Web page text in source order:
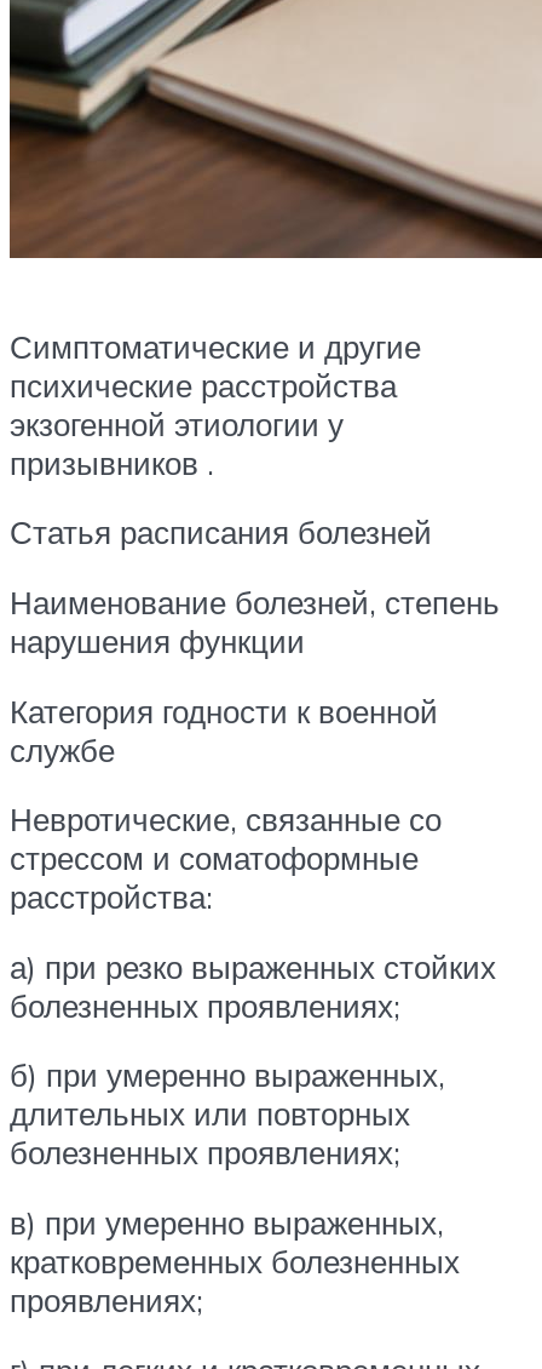
Симптоматические и другие
психические расстройства
экзогенной этиологии у
призывников .
Статья расписания болезней
Наименование болезней, степень
нарушения функции
Категория годности к военной
службе
Невротические, связанные со
стрессом и соматоформные
расстройства:
а) при резко выраженных стойких
болезненных проявлениях;
б) при умеренно выраженных,
длительных или повторных
болезненных проявлениях;
в) при умеренно выраженных,
кратковременных болезненных
проявлениях;